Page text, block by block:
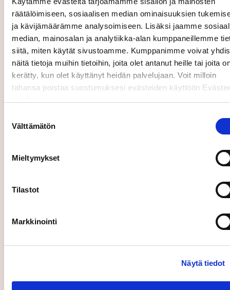
räätälöimiseen, sosiaalisen median ominaisuuksien
ja kävijämäärämme analysoimiseen. Lisäksi jaamme
median, mainosalan ja analytiikka-alan kumppaneillemme
siitä, miten käytät sivustoamme. Kumppanimme voivat
näitä tietoja muihin tietoihin, joita olet antanut heille tai joita
kerätty, kun olet käyttänyt heidän palvelujaan. Voit milloin
tahansa poistaa suostumuksesi evästeiden käyttöön
valinta
Välttämätön
Mieltymykset
Tilastot
Markkinointi
Näytä tiedot
Lisätietoja: Milena Hæggström,
sijoittajasuhdejohtaja, puh. 040 5581 328,
milena.haeggstrom@caverion.com
Tilaa tiedotteet:
käyttöehtomme.